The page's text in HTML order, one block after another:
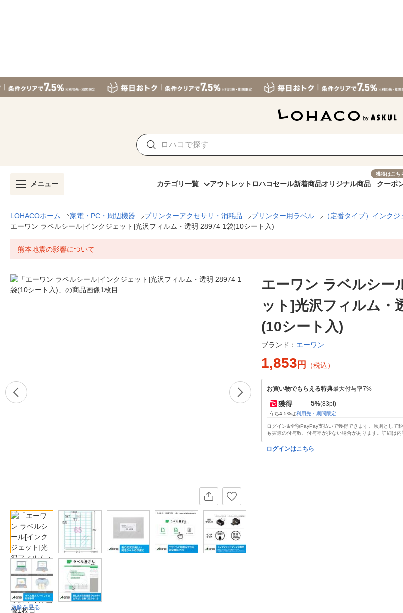
メニュー カテゴリ一覧 アウトレット ロハコセール新着商品オリジナル商品
獲得はこち
クーポ
LOHACOホーム 家電・PC・周辺機器 プリンターアクセサリ・消耗品 プリンター用ラベル
（定番タイプ）インクジ
エーワン ラベルシール[インクジェット]光沢フィルム・透明 28974 1袋(10シート入)
熊本地震の影響について
画像を見る
エーワン ラベルシー
ット]光沢フィルム・
(10シート入)
ブランド： エーワン
1,853 円 （税込）
お買い物でもらえる特典最大付与率7%
獲得 5%(83pt)
うち4.5%は利用先・期間限定
ログイン&全額PayPay支払いで獲得できます。原則として
も実際の付与数、付与率が少ない場合があります。詳細は内
ログインはこちら